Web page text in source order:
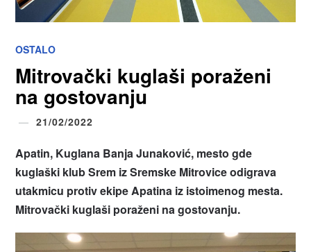
OSTALO
Mitrovački kuglaši poraženi
na gostovanju
21/02/2022
Apatin, Kuglana Banja Junaković, mesto gde
kuglaški klub Srem iz Sremske Mitrovice odigrava
utakmicu protiv ekipe Apatina iz istoimenog mesta.
Mitrovački kuglaši poraženi na gostovanju.